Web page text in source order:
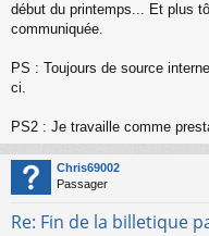
s
s
e
n
n
u
début du printemps... Et plus
communiquée.
PS : Toujours de source
ci.
PS2 : Je travaille comme
Chris69002
Passager
Re: Fin de la billetique